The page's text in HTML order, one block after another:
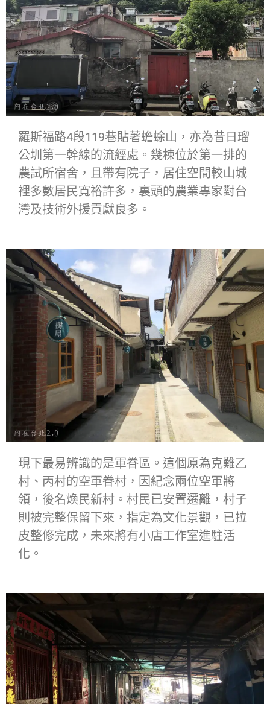
羅斯福路4段119巷貼著蟾蜍山，亦為昔日瑠
公圳第一幹線的流經處。幾棟位於第一排的
農試所宿舍，且帶有院子，居住空間較山城
裡多數居民寬裕許多，裏頭的農業專家對台
灣及技術外援貢獻良多。
現下最易辨識的是軍眷區。這個原為克難乙
村、丙村的空軍眷村，因紀念兩位空軍將
領，後名煥民新村。村民已安置遷離，村子
則被完整保留下來，指定為文化景觀，已拉
皮整修完成，未來將有小店工作室進駐活
化。